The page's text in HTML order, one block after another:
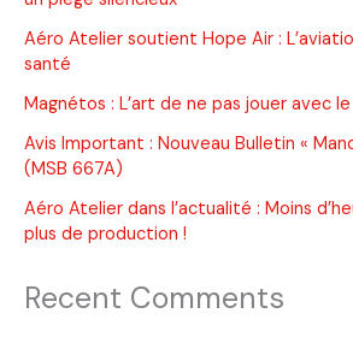
Aéro Atelier soutient Hope Air :
santé
Magnétos : L’art de ne pas jouer avec
Avis Important : Nouveau Bulletin «
(MSB 667A)
Aéro Atelier dans l’actualité : Moins
plus de production !
Recent Comments